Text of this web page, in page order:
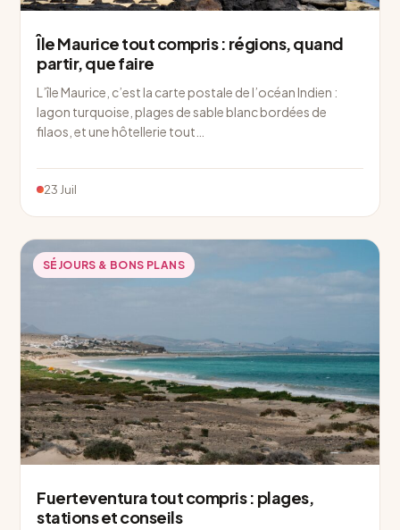
Île Maurice tout compris : régions, quand
partir, que faire
L’île Maurice, c’est la carte postale de l’océan Indien :
lagon turquoise, plages de sable blanc bordées de
filaos, et une hôtellerie tout…
23 Juil
SÉJOURS & BONS PLANS
Fuerteventura tout compris : plages,
stations et conseils